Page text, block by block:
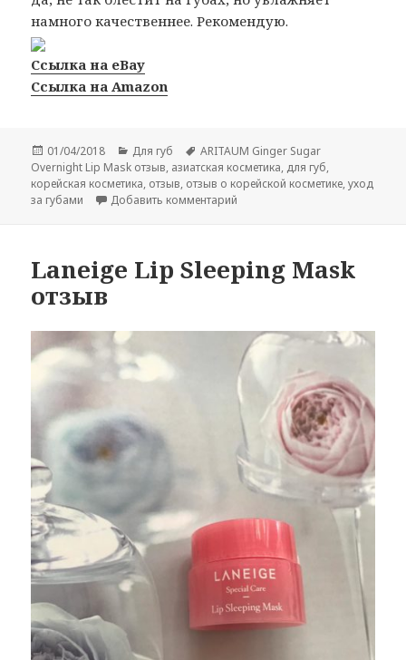
намного качественнее. Рекомендую.
Ссылка на eBay
Ссылка на Amazon
Опубликовано
01/04/2018 Рубрики
Для губ Метки
ARITAUM Ginger Sugar
Overnight Lip Mask отзыв, азиатская косметика, для губ,
корейская косметика, отзыв, отзыв о корейской косметике,уход
за губами
Добавить комментарий
Laneige Lip Sleeping Mask
отзыв